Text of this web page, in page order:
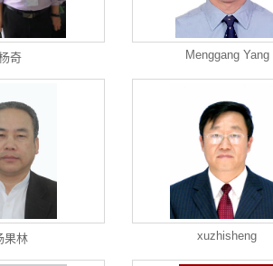
奇 Menggang Yang
果林 xuzhisheng